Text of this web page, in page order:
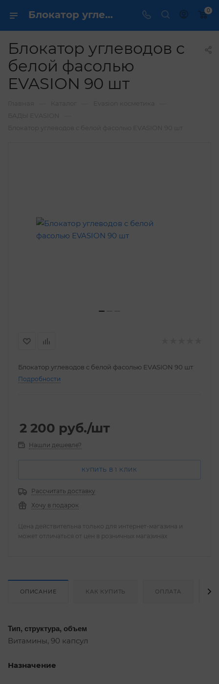
Блокатор углеводов с белой фасолью EVASION 90 шт купить по выгодной цене в интернет магазине 0
Блокатор углеводов с
белой фасолью
EVASION 90 шт
Блокатор углеводов с белой фасолью EVASION 90 шт
Подробности
2 200 руб./шт
Нашли дешевле?
КУПИТЬ В 1 КЛИК
Рассчитать доставку
Хочу в подарок
Цена действительна только для интернет-магазина и
может отличаться от цен в розничных магазинах
ОПИСАНИЕ КАК КУПИТЬ ОПЛАТА
Тип, структура, объем
Витамины, 90 капсул
Назначение